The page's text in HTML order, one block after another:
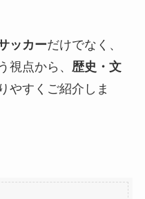
ッカーだけでなく、
視点から、 歴史・文
やすくご紹介しま